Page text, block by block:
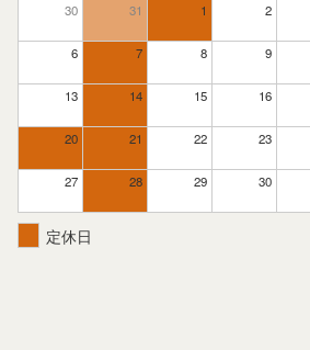
30 31 1 2
6 7 8 9
13 14 15 16
20 21 22 23
27 28 29 30
定休日